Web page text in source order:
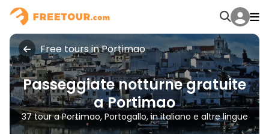
Free tours in Portimao
Passeggiate notturne gratuite
a Portimao
37 tour a Portimao, Portogallo, in italiano e altre lingue